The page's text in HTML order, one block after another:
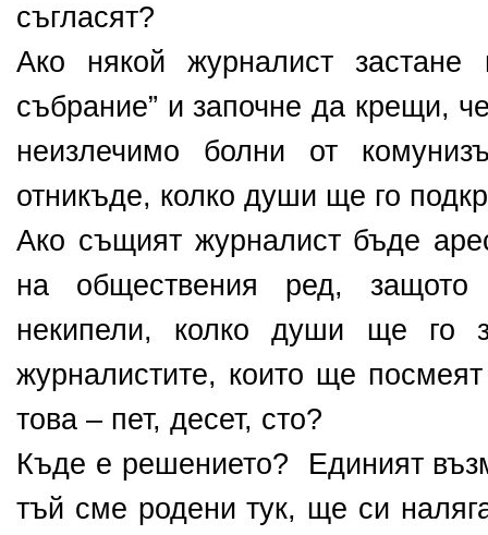
съгласят?
Ако някой журналист
събрание” и започне да крещи,
неизлечимо болни от
отникъде, колко души ще го
Ако същият журналист бъде
на обществения ред, защото
некипели, колко души ще го
журналистите, които ще
това – пет, десет, сто?
Къде е решението? Единият
тъй сме родени тук, ще си